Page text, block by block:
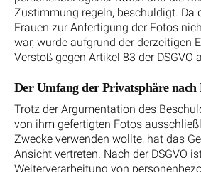
Zustimmung regeln, beschuldigt. Da
Frauen zur Anfertigung der Fotos
war, wurde aufgrund der derzeitigen
Verstoß gegen Artikel 83 der DSGVO
Der Umfang der Privatsphäre nach
Trotz der Argumentation des
von ihm gefertigten Fotos
Zwecke verwenden wollte, hat das
Ansicht vertreten. Nach der DSGVO
Weiterverarbeitung von